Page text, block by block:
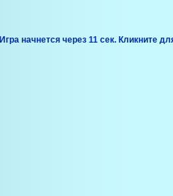
Игра начнется через 10 сек. Кликните